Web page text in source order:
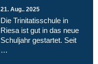
21. Aug.. 2025
Die Trinitatisschule in
Riesa ist gut in das neue
Schuljahr gestartet. Seit
…